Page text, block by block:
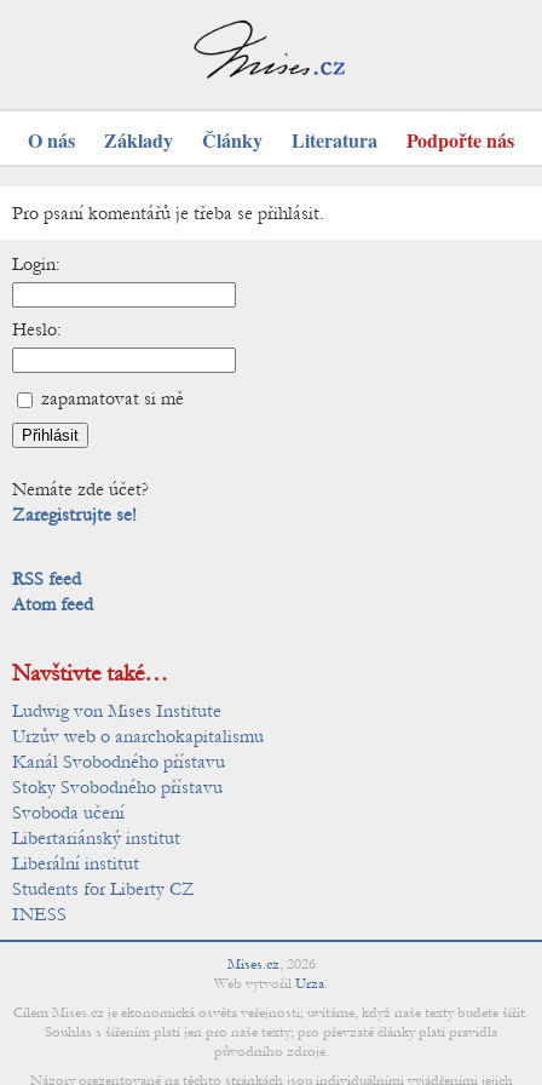
O nás Základy Články Literatura Podpořte nás
Pro psaní komentářů je třeba se přihlásit.
Login:
Heslo:
zapamatovat si mě
Nemáte zde účet?
Zaregistrujte se!
RSS feed
Atom feed
Navštivte také…
Ludwig von Mises Institute
Urzův web o anarchokapitalismu
Kanál Svobodného přístavu
Stoky Svobodného přístavu
Svoboda učení
Libertariánský institut
Liberální institut
Students for Liberty CZ
INESS
Mises.cz, 2026
Web vytvořil Urza.
Cílem Mises.cz je ekonomická osvěta veřejnosti; uvítáme, když naše texty budete šířit.
Souhlas s šířením platí jen pro naše texty; pro převzaté články platí pravidla
původního zdroje.
Názory prezentované na těchto stránkách jsou individuálními vyjádřeními jejich